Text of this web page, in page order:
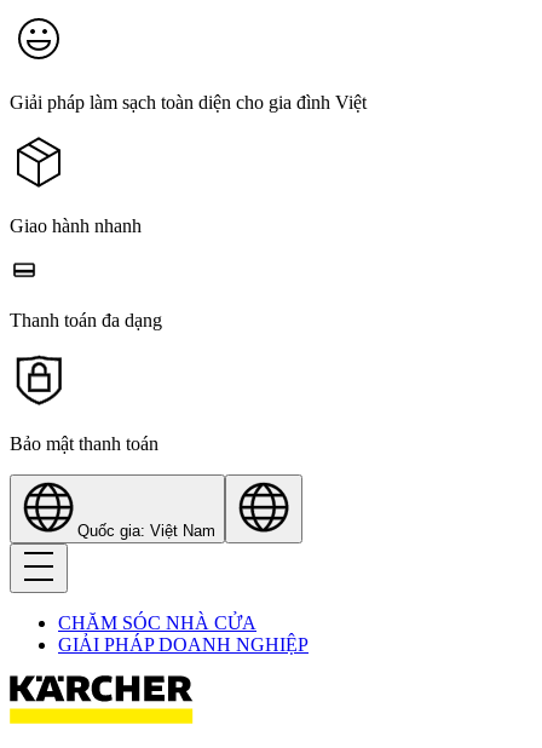
Giải pháp làm sạch toàn diện cho gia đình Việt
Giao hành nhanh
Thanh toán đa dạng
Bảo mật thanh toán
Quốc gia: Việt Nam
CHĂM SÓC NHÀ CỬA
GIẢI PHÁP DOANH NGHIỆP